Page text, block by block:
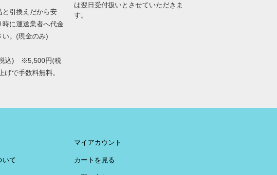
と引換えだから安
に運送業者へ代金
い。(現金のみ)
込) ※5,500円(税
げで手数料無料。
は翌日受付扱いとさせていただきま
す。
いて
マイアカウント
カートを見る